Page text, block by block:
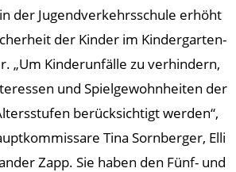
der Jugendverkehrsschule erhöht
der Kinder im Kindergarten-
„Um Kinderunfälle zu verhindern,
und Spielgewohnheiten der
berücksichtigt werden“,
Tina Sornberger, Elli
Zapp. Sie haben den Fünf- und